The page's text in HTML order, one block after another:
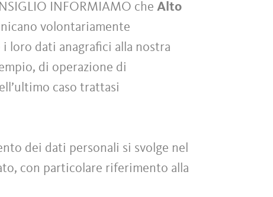
INFORMIAMO che Alto
volontariamente
loro dati anagrafici alla nostra
di operazione di
caso trattasi
dei dati personali si svolge nel
con particolare riferimento alla